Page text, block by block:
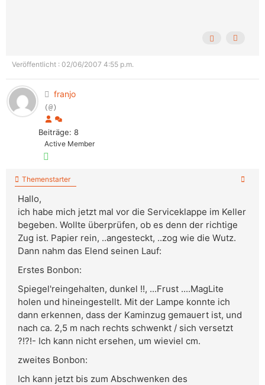
Veröffentlicht : 02/06/2007 4:55 p.m.
franjo
(@)
Beiträge: 8
Active Member
Themenstarter
Hallo,
ich habe mich jetzt mal vor die Serviceklappe im Keller
begeben. Wollte überprüfen, ob es denn der richtige
Zug ist. Papier rein, ..angesteckt, ..zog wie die Wutz.
Dann nahm das Elend seinen Lauf:
Erstes Bonbon:
Spiegel'reingehalten, dunkel !!, ...Frust ....MagLite
holen und hineingestellt. Mit der Lampe konnte ich
dann erkennen, dass der Kaminzug gemauert ist, und
nach ca. 2,5 m nach rechts schwenkt / sich versetzt
?!?!- Ich kann nicht ersehen, um wieviel cm.
zweites Bonbon:
Ich kann jetzt bis zum Abschwenken des